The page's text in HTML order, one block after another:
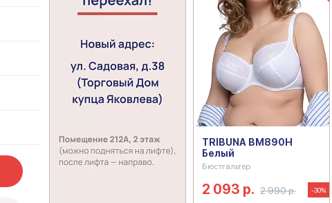
TRIBUNA BM890H
Белый
Бюстгальтер
2 093 р. 2 990 р. -30%